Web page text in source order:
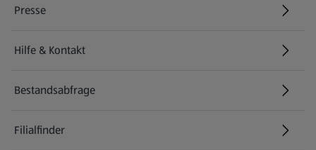
Presse
Hilfe & Kontakt
(öffnet in einem neuen Tab)
Bestandsabfrage
(öffnet in einem neuen Tab)
Filialfinder